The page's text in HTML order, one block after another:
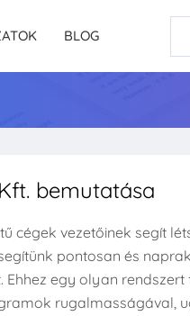
BLOG
bemutatása
cégek vezetőinek segít
pontosan és
egy olyan
rugalmasságával,